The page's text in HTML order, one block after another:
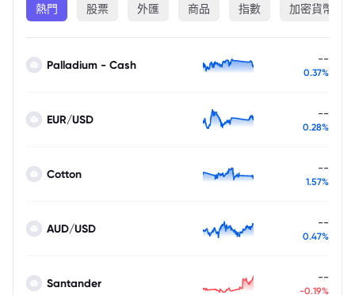
熱門 股票 外匯 商品 指數 加密貨幣
Palladium - Cash --
0.37%
EUR/USD --
0.28%
Cotton --
1.57%
AUD/USD --
0.47%
Santander --
-0.19%